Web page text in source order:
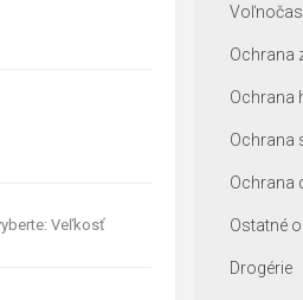
Veľkosť
Ochrana
Ochrana
Ochrana
Ochrana
Ostatné
Drogérie